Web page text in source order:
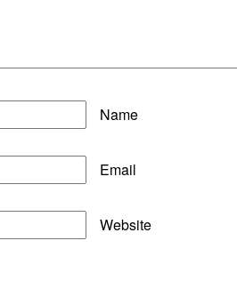
Name
Email
Website